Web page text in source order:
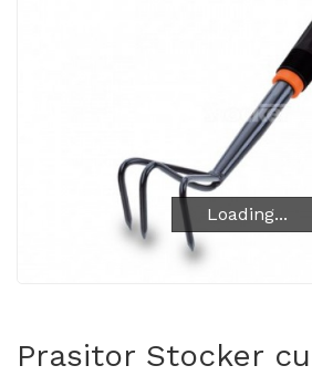
Loading...
Loading...
Prasitor Stocker